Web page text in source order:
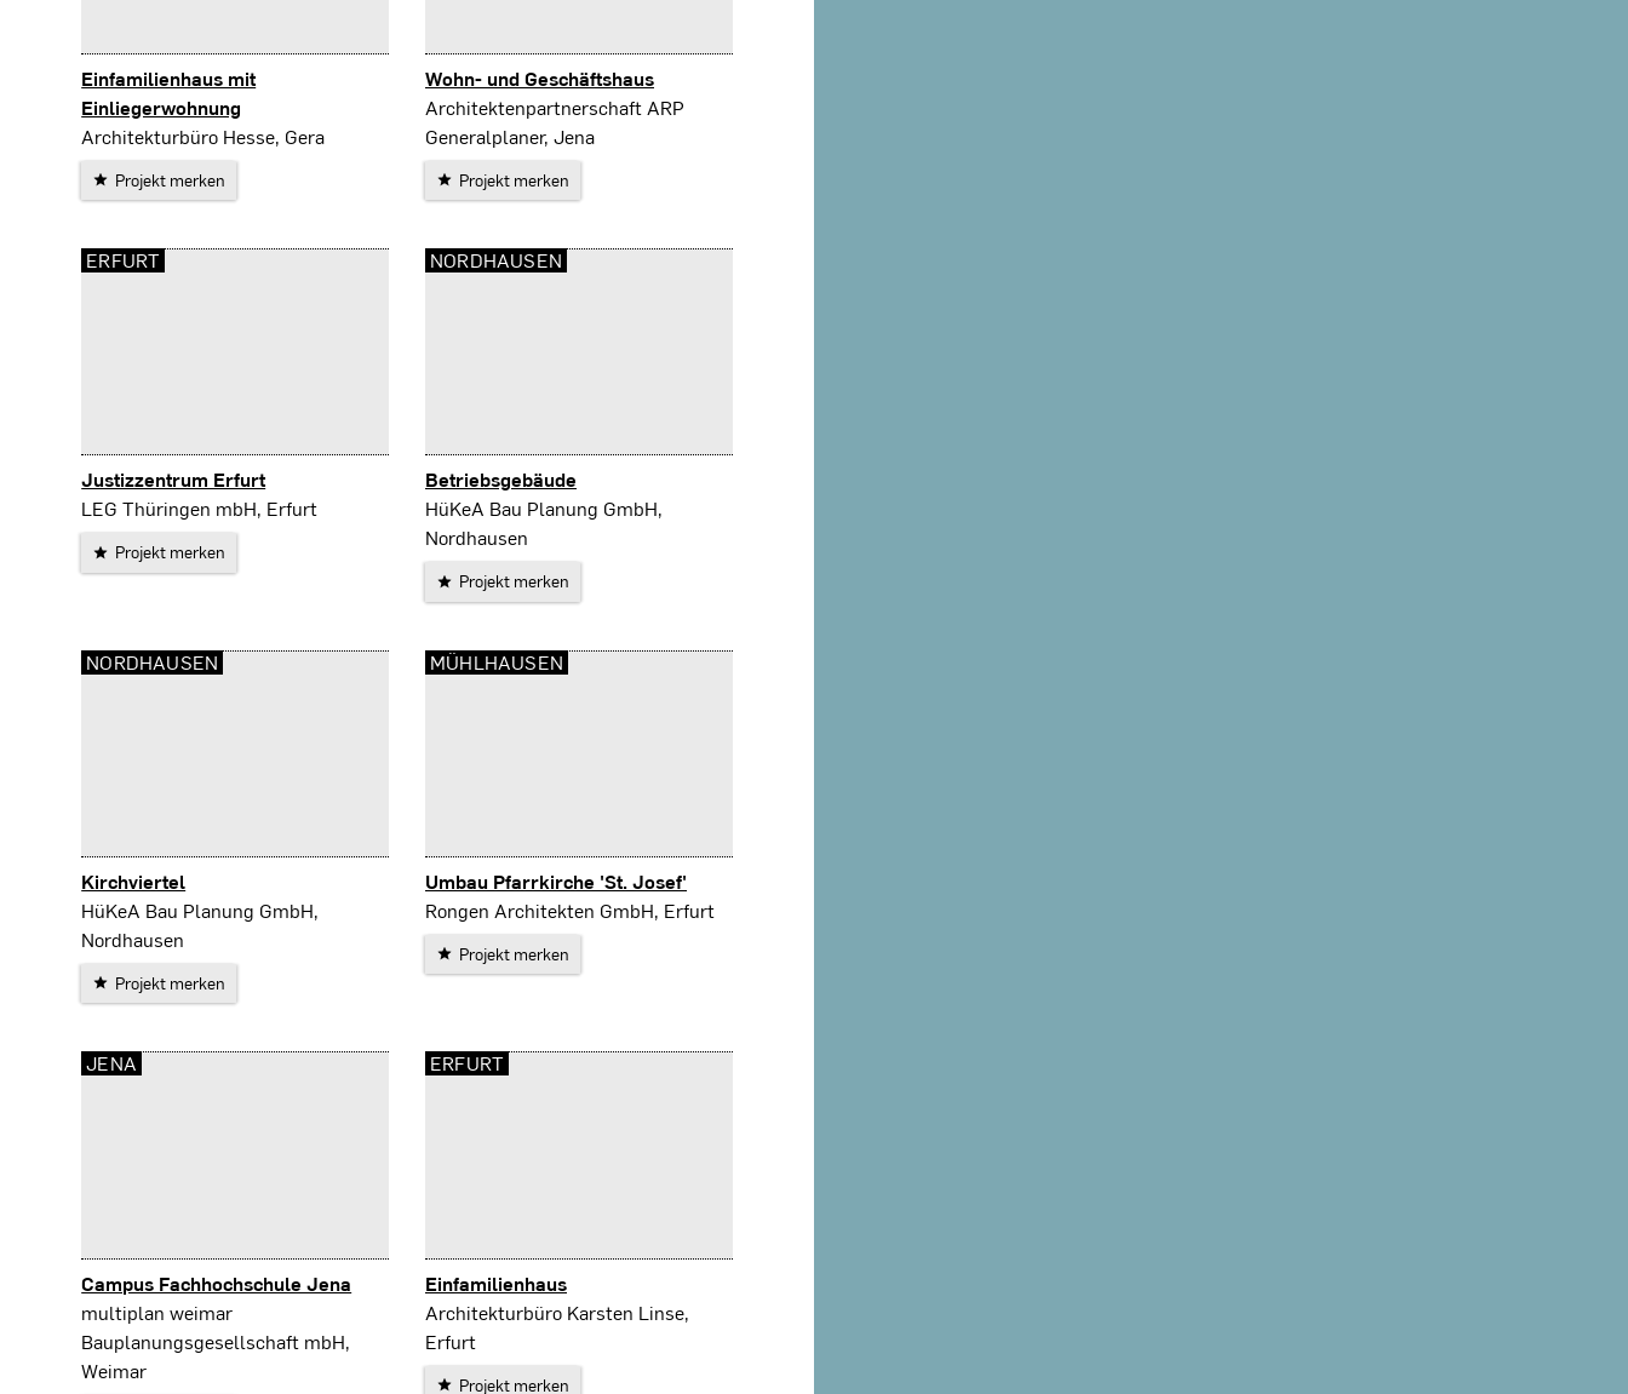
Einfamilienhaus mit
Einliegerwohnung
Gera
Architekturbüro Hesse, Gera
Projekt merken
Wohn- und Geschäftshaus
Erfurt
Architektenpartnerschaft ARP
Generalplaner, Jena
Projekt merken
Justizzentrum Erfurt
Erfurt
LEG Thüringen mbH, Erfurt
Projekt merken
ERFURT
Betriebsgebäude
Nordhausen
HüKeA Bau Planung GmbH,
Nordhausen
Projekt merken
NORDHAUSEN
Kirchviertel
Nordhausen
HüKeA Bau Planung GmbH,
Nordhausen
Projekt merken
NORDHAUSEN
Umbau Pfarrkirche 'St. Josef'
Mühlhausen
Rongen Architekten GmbH, Erfurt
Projekt merken
MÜHLHAUSEN
Campus Fachhochschule Jena
Jena
multiplan weimar
Bauplanungsgesellschaft mbH,
Weimar
JENA
Einfamilienhaus
Erfurt
Architekturbüro Karsten Linse,
Erfurt
Projekt merken
ERFURT